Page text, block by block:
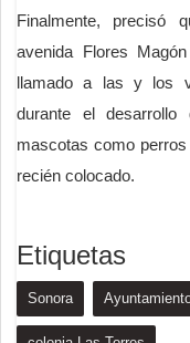
Finalmente, precisó
avenida Flores
llamado a las y los
durante el
mascotas como
recién colocado.
Etiquetas
Sonora